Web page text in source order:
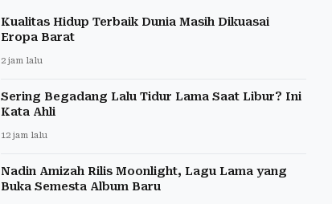
Kualitas Hidup Terbaik Dunia Masih Dikuasai
Eropa Barat
2 jam lalu
Sering Begadang Lalu Tidur Lama Saat Libur? Ini
Kata Ahli
12 jam lalu
Nadin Amizah Rilis Moonlight, Lagu Lama yang
Buka Semesta Album Baru